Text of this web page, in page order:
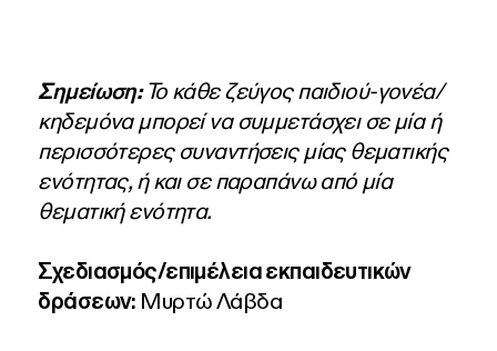
Σημείωση:Το κάθε ζεύγος παιδιού-γονέα/
κηδεμόνα μπορεί να συμμετάσχει σε μία ή
περισσότερες συναντήσεις μίας θεματικής
ενότητας, ή και σε παραπάνω από μία
θεματική ενότητα.
Σχεδιασμός/επιμέλεια εκπαιδευτικών
δράσεων: Μυρτώ Λάβδα